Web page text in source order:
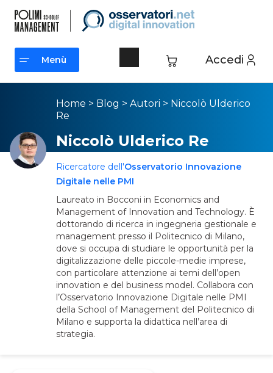
Accedi
Menù
Menù
Home > Blog > Autori > Niccolò Ulderico
Re
Niccolò Ulderico Re
Ricercatore dell'Osservatorio Innovazione
Digitale nelle PMI
Laureato in Bocconi in Economics and
Management of Innovation and Technology. È
dottorando di ricerca in ingegneria gestionale e
management presso il Politecnico di Milano,
dove si occupa di studiare le opportunità per la
digitalizzazione delle piccole-medie imprese,
con particolare attenzione ai temi dell’open
innovation e del business model. Collabora con
l’Osservatorio Innovazione Digitale nelle PMI
della School of Management del Politecnico di
Milano e supporta la didattica nell’area di
strategia.